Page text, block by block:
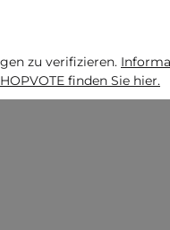
zu verifizieren.
finden Sie hier.